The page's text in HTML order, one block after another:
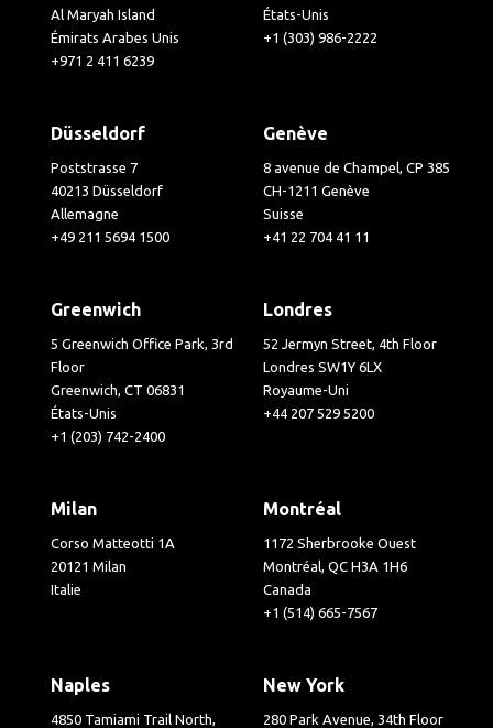
Al Maryah Island
Émirats Arabes Unis
+971 2 411 6239
États-Unis
+1 (303) 986-2222
Düsseldorf
Poststrasse 7
40213 Düsseldorf
Allemagne
+49 211 5694 1500
Genève
8 avenue de Champel, CP 385
CH-1211 Genève
Suisse
+41 22 704 41 11
Greenwich
5 Greenwich Office Park, 3rd
Floor
Greenwich, CT 06831
États-Unis
+1 (203) 742-2400
Londres
52 Jermyn Street, 4th Floor
Londres SW1Y 6LX
Royaume-Uni
+44 207 529 5200
Milan
Corso Matteotti 1A
20121 Milan
Italie
Montréal
1172 Sherbrooke Ouest
Montréal, QC H3A 1H6
Canada
+1 (514) 665-7567
Naples
4850 Tamiami Trail North,
New York
280 Park Avenue, 34th Floor